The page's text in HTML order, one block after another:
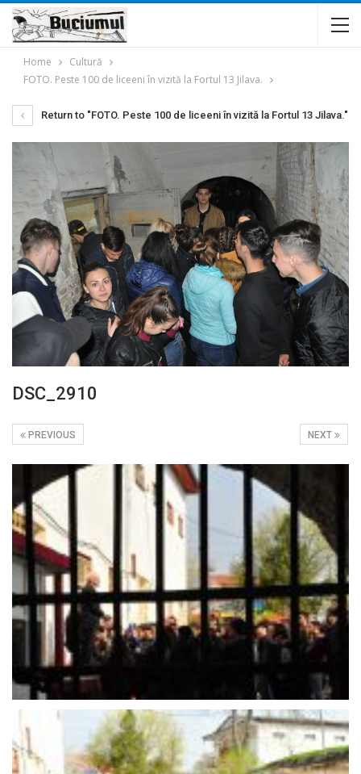
Home
Cultură
FOTO. Peste 100 de liceeni în vizită la Fortul 13 Jilava.
Return to "FOTO. Peste 100 de liceeni în vizită la Fortul 13 Jilava."
DSC_2910
NEXT
PREVIOUS